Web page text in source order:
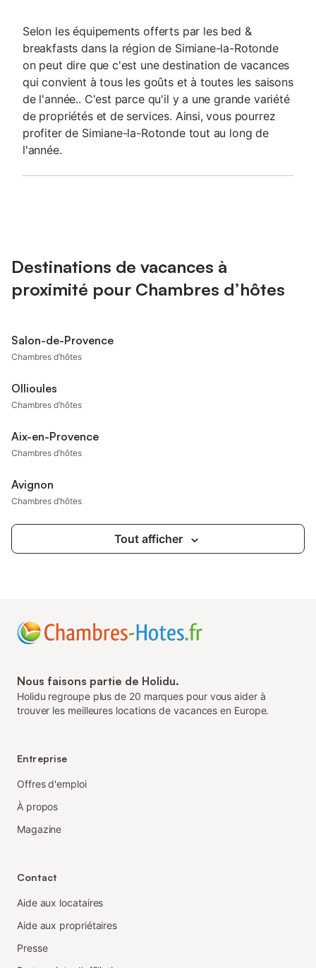
Selon les équipements offerts par les bed &
breakfasts dans la région de Simiane-la-Rotonde
on peut dire que c'est une destination de vacances
qui convient à tous les goûts et à toutes les saisons
de l'année.. C'est parce qu'il y a une grande variété
de propriétés et de services. Ainsi, vous pourrez
profiter de Simiane-la-Rotonde tout au long de
l'année.
Destinations de vacances à
proximité pour Chambres d’hôtes
Salon-de-Provence
Chambres d’hôtes
Ollioules
Chambres d’hôtes
Aix-en-Provence
Chambres d’hôtes
Avignon
Chambres d’hôtes
Tout afficher
Nous faisons partie de Holidu.
Holidu regroupe plus de 20 marques pour vous aider à
trouver les meilleures locations de vacances en Europe.
Entreprise
Offres d'emploi
À propos
Magazine
Contact
Aide aux locataires
Aide aux propriétaires
Presse